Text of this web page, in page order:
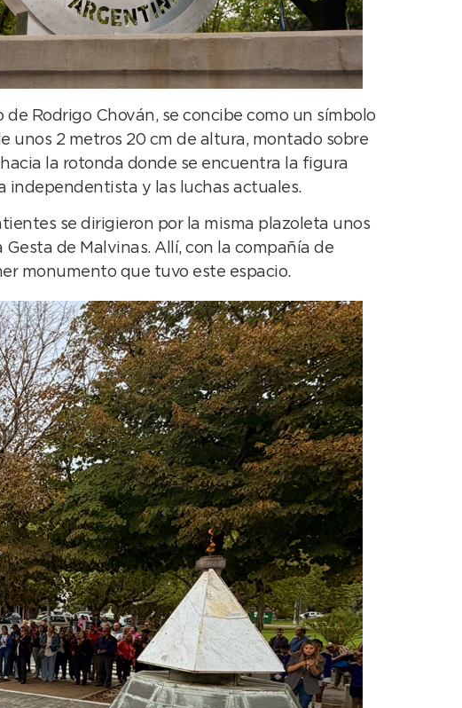
Rodrigo Chován, se concibe como un símbolo
unos 2 metros 20 cm de altura, montado sobre
la rotonda donde se encuentra la figura
independentista y las luchas actuales.
se dirigieron por la misma plazoleta unos
de Malvinas. Allí, con la compañía de
monumento que tuvo este espacio.